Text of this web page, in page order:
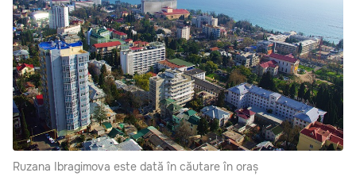
Ruzana Ibragimova este dată în căutare în oraș